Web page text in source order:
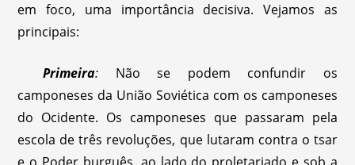
em foco, uma importância decisiva. Vejamos as
principais:
Primeira: Não se podem confundir os
camponeses da União Soviética com os camponeses
do Ocidente. Os camponeses que passaram pela
escola de três revoluções, que lutaram contra o tsar